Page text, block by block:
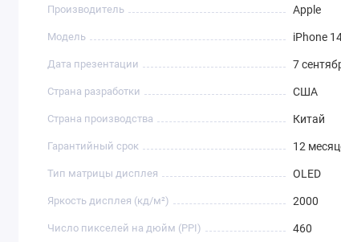
Производитель Apple
Модель iPhone
Дата презентации 7
Страна разработки США
Страна производства Китай
Гарантийный срок 12
Тип матрицы дисплея OLED
Яркость дисплея (кд/ м²) 2000
Число пикселей на дюйм (PPI) 460